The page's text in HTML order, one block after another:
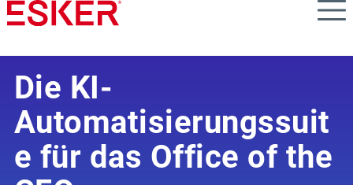
Skip
to
content
Die KI-
Automatisierungssuit
e für das Office of the